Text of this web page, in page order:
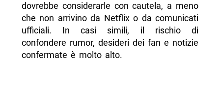
dovrebbe considerarle con cautela, a meno
che non arrivino da Netflix o da comunicati
ufficiali. In casi simili, il rischio di
confondere rumor, desideri dei fan e notizie
confermate è molto alto.